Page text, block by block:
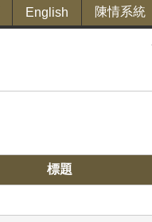
English 陳情系統
標題